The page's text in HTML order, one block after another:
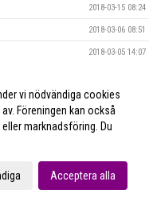
2018-03-15 08:24
2018-03-06 08:51
2018-03-05 14:07
2018-02-21 10:05
vi nödvändiga cookies
Föreningen kan också
marknadsföring. Du
Acceptera alla